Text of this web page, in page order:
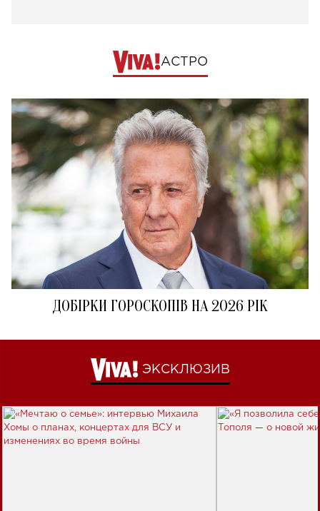
АСТРО
ДОБІРКИ ГОРОСКОПІВ НА 2026 РІК
ЭКСКЛЮЗИВ